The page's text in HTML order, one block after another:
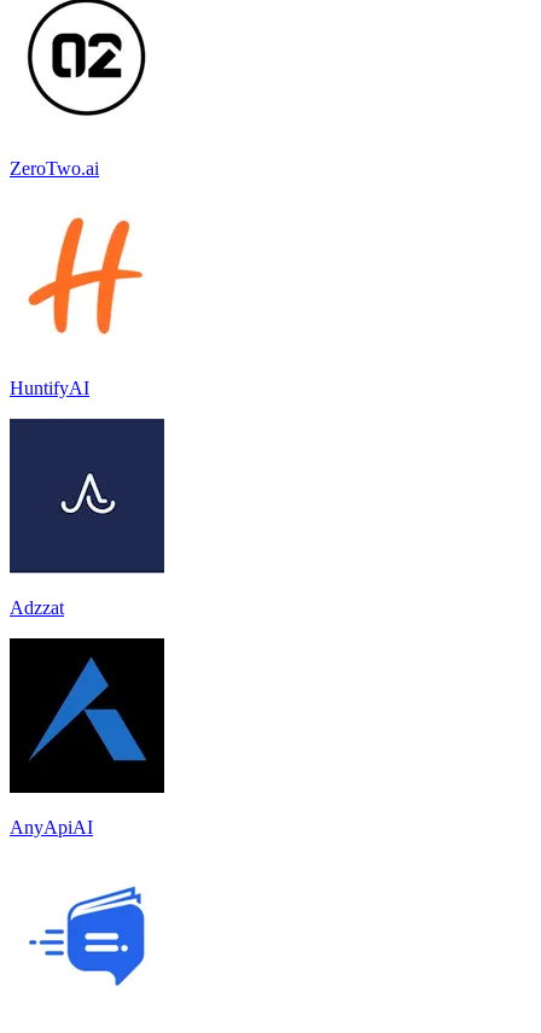
ZeroTwo.ai
HuntifyAI
Adzzat
AnyApiAI